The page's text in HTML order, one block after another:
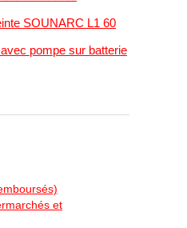
SOUNARC L1 60
pompe sur batterie
et